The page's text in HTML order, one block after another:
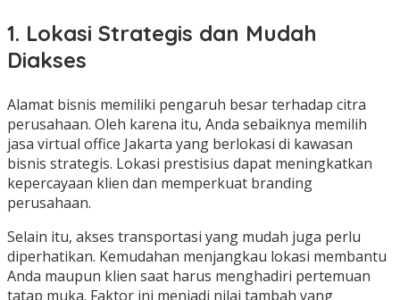
1. Lokasi Strategis dan Mudah
Diakses
Alamat bisnis memiliki pengaruh besar terhadap citra
perusahaan. Oleh karena itu, Anda sebaiknya memilih
jasa virtual office Jakarta yang berlokasi di kawasan
bisnis strategis. Lokasi prestisius dapat meningkatkan
kepercayaan klien dan memperkuat branding
perusahaan.
Selain itu, akses transportasi yang mudah juga perlu
diperhatikan. Kemudahan menjangkau lokasi membantu
Anda maupun klien saat harus menghadiri pertemuan
tatap muka. Faktor ini menjadi nilai tambah yang